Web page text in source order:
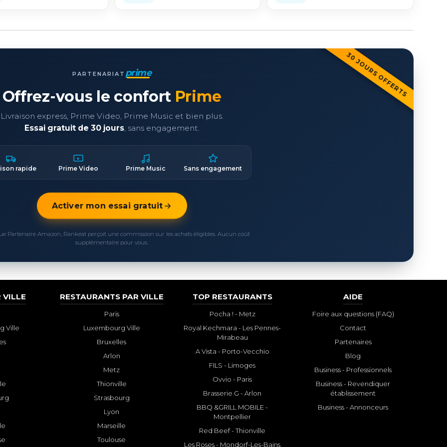
30 JOURS OFFERTS
PARTENARIAT prime
Offrez-vous le confort Prime
Livraison express, Prime Video, Prime Music et bien plus.
Essai gratuit de 30 jours, sans engagement.
rapide Prime Video Prime Music Sans engagement
Activer mon essai gratuit
Partenaire Amazon, Rankeat perçoit une commission sur les achats éligibles. Aucun coût
supplémentaire pour vous.
VILLE
Ville
RESTAURANTS PAR VILLE
Paris
Luxembourg Ville
Bruxelles
Arlon
Metz
Thionville
Strasbourg
Lyon
Marseille
Toulouse
TOP RESTAURANTS
Pocha ! - Metz
Royal Kechmara - Les Pennes-
Mirabeau
A Vista - Porto-Vecchio
FILS - Limoges
Ovvio - Paris
Brasserie G - Arlon
BBQ &GRILL MOBILE -
Montpellier
Red Beef - Thionville
Les Roses - Mondorf-Les-Bains
AIDE
Foire aux questions (FAQ)
Contact
Partenaires
Blog
Business - Professionnels
Business - Revendiquer
établissement
Business - Annonceurs